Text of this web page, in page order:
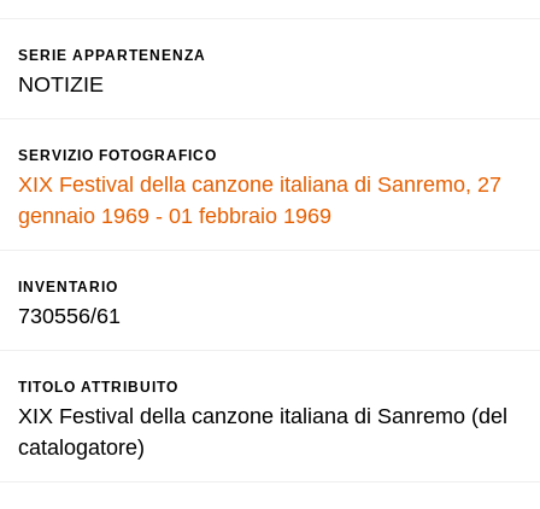
SERIE APPARTENENZA
NOTIZIE
SERVIZIO FOTOGRAFICO
XIX Festival della canzone italiana di Sanremo, 27
gennaio 1969 - 01 febbraio 1969
INVENTARIO
730556/61
TITOLO ATTRIBUITO
XIX Festival della canzone italiana di Sanremo (del
catalogatore)